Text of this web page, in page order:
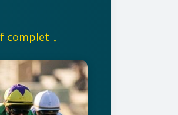
complet ↓